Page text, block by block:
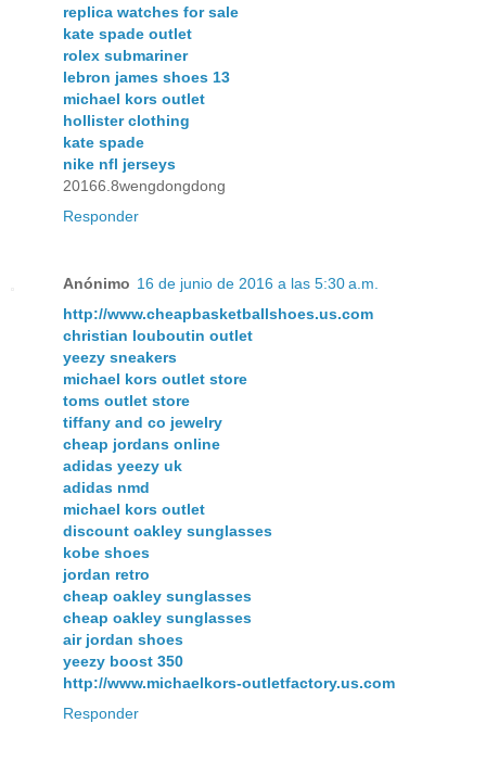
replica watches for sale
kate spade outlet
rolex submariner
lebron james shoes 13
michael kors outlet
hollister clothing
kate spade
nike nfl jerseys
20166.8wengdongdong
Responder
Anónimo 16 de junio de 2016 a las 5:30 a.m.
http://www.cheapbasketballshoes.us.com
christian louboutin outlet
yeezy sneakers
michael kors outlet store
toms outlet store
tiffany and co jewelry
cheap jordans online
adidas yeezy uk
adidas nmd
michael kors outlet
discount oakley sunglasses
kobe shoes
jordan retro
cheap oakley sunglasses
cheap oakley sunglasses
air jordan shoes
yeezy boost 350
http://www.michaelkors-outletfactory.us.com
Responder